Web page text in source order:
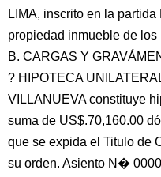
LIMA, inscrito en la
propiedad inmueble de
B. CARGAS Y
? HIPOTECA
VILLANUEVA constituye
suma de US$.70,160.00
que se expida el Titulo de
su orden. Asiento N�